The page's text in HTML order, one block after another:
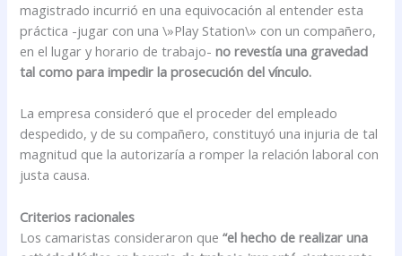
magistrado incurrió en una equivocación al entender esta
práctica -jugar con una \»Play Station\» con un compañero,
en el lugar y horario de trabajo-no revestía una gravedad
tal como para impedir la prosecución del vínculo.
La empresa consideró que el proceder del empleado
despedido, y de su compañero, constituyó una injuria de tal
magnitud que la autorizaría a romper la relación laboral con
justa causa.
Criterios racionales
Los camaristas consideraron que“el hecho de realizar una